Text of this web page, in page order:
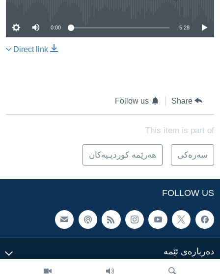
0:00 5:28
Direct link
Share
Follow us
This item is part of
سه‌ره‌کی هه‌رێمه‌ کوردیـیه‌کان
FOLLOW US
ده‌رباره‌ی ئێمه‌